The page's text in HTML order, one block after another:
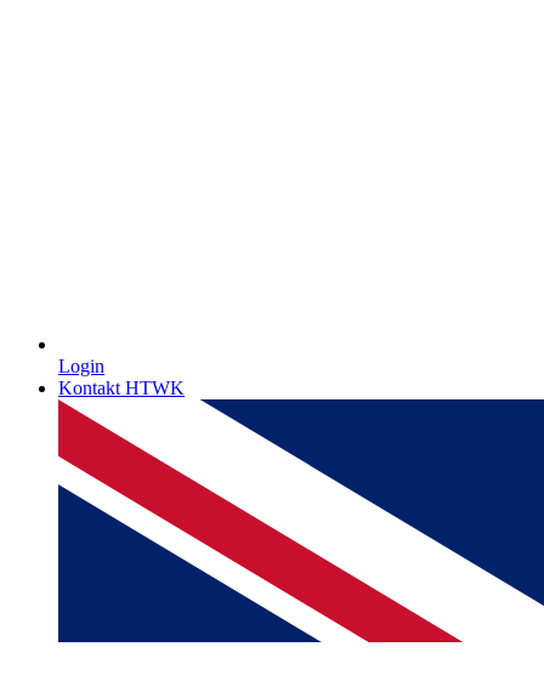
Login
Kontakt HTWK